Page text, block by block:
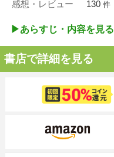
感想・レビュー 130 件
▶︎あらすじ・内容を見る
書店で詳細を見る